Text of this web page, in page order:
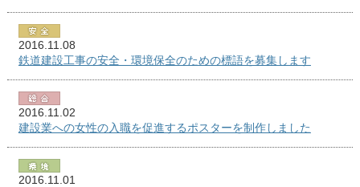
2016.11.08
鉄道建設工事の安全・環境保全のための標語を募集します
2016.11.02
建設業への女性の入職を促進するポスターを制作しました
2016.11.01